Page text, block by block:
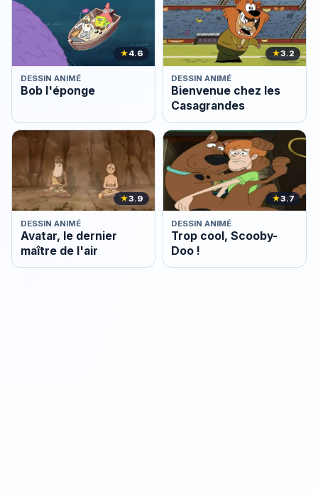
★4.6
DESSIN ANIMÉ
Bob l'éponge
★3.2
DESSIN ANIMÉ
Bienvenue chez les
Casagrandes
★3.9
DESSIN ANIMÉ
Avatar, le dernier
maître de l'air
★3.7
DESSIN ANIMÉ
Trop cool, Scooby-
Doo !